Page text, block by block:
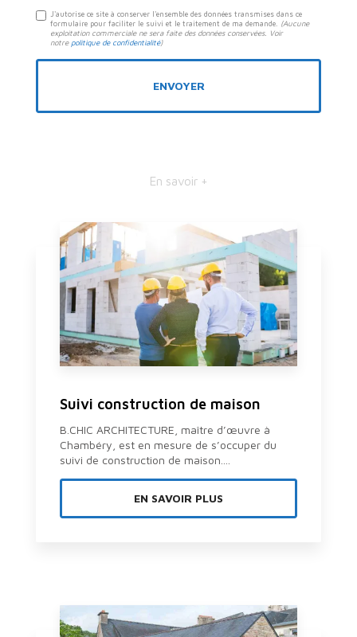
J'autorise ce site à conserver l'ensemble des données transmises dans ce
formulaire pour faciliter le suivi et le traitement de ma demande. (Aucune
exploitation commerciale ne sera faite des données conservées. Voir
notre politique de confidentialité)
En savoir +
Suivi construction de maison
B.CHIC ARCHITECTURE, maître d’œuvre à
Chambéry, est en mesure de s’occuper du
suivi de construction de maison....
EN SAVOIR PLUS